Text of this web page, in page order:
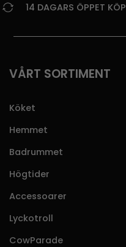
14 DAGARS ÖPPET KÖP
VÅRT SORTIMENT
Köket
Hemmet
Badrummet
Högtider
Accessoarer
Lyckotroll
CowParade